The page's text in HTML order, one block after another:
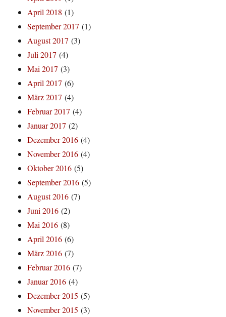
April 2018 (1)
September 2017 (1)
August 2017 (3)
Juli 2017 (4)
Mai 2017 (3)
April 2017 (6)
März 2017 (4)
Februar 2017 (4)
Januar 2017 (2)
Dezember 2016 (4)
November 2016 (4)
Oktober 2016 (5)
September 2016 (5)
August 2016 (7)
Juni 2016 (2)
Mai 2016 (8)
April 2016 (6)
März 2016 (7)
Februar 2016 (7)
Januar 2016 (4)
Dezember 2015 (5)
November 2015 (3)